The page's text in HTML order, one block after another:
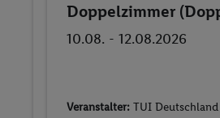
Buchen
Doppelzimmer
10.08. - 12.08.2026
Veranstalter: TUI